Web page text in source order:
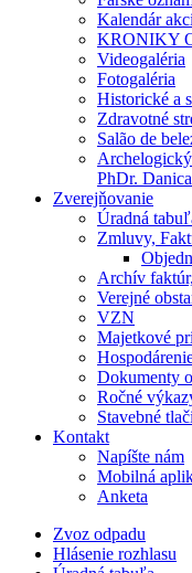
Kalendár
KRONIKY
Videogaléria
Fotogaléria
Historické a
Zdravotné
Salão de
PhDr.
Zverejňovanie
Úradná
Zmluvy,
Archív
Verejné
VZN
Majetkové
Dokumenty
Ročné
Stavebné
Kontakt
Napíšte nám
Mobilná
Anketa
Zvoz odpadu
Hlásenie rozhlasu